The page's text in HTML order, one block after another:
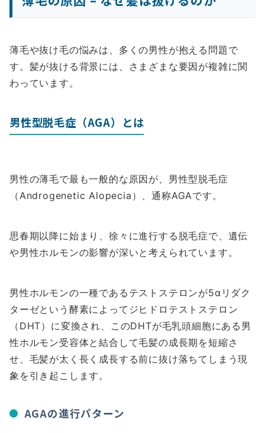
薄毛や抜け毛の悩みは、多くの男性が抱える問題で
す。髪が抜ける背景には、さまざまな要因が複雑に関
わっています。
男性型脱毛症（AGA）とは
男性の薄毛で最も一般的な原因が、男性型脱毛症
（Androgenetic Alopecia）、通称AGAです。
思春期以降に始まり、徐々に進行する脱毛症で、遺伝
や男性ホルモンの影響が深いと考えられています。
男性ホルモンの一種であるテストステロンが5αリダク
ターゼという酵素によってジヒドロテストステロン
（DHT）に変換され、このDHTが毛乳頭細胞にある男
性ホルモン受容体と結合して毛髪の成長期を短縮さ
せ、毛髪が太く長く成長する前に抜け落ちてしまう現
象を引き起こします。
AGAの進行パターン